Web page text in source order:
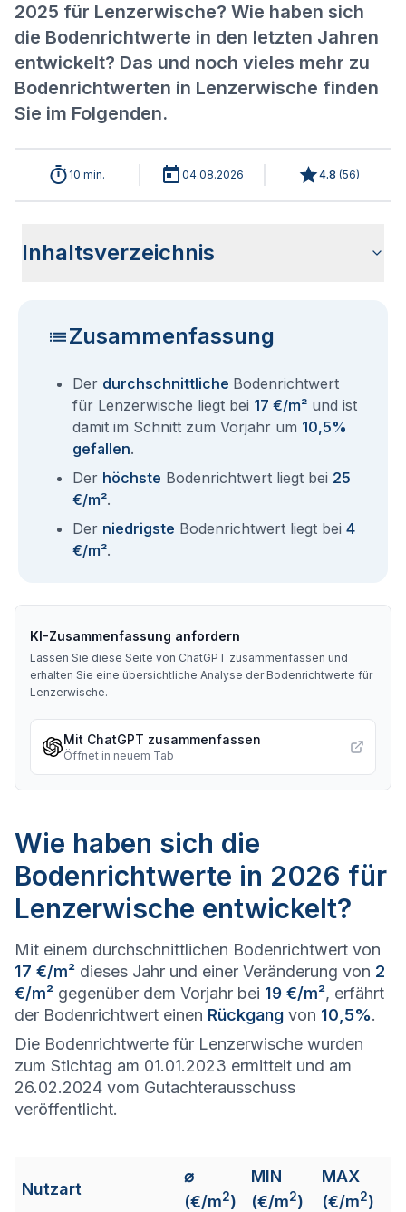
2025 für Lenzerwische? Wie haben sich
die Bodenrichtwerte in den letzten Jahren
entwickelt? Das und noch vieles mehr zu
Bodenrichtwerten in Lenzerwische finden
Sie im Folgenden.
10 min. 04.08.2026 4.8 (56)
Inhaltsverzeichnis
Zusammenfassung
Der durchschnittliche Bodenrichtwert
für Lenzerwische liegt bei 17 €/m² und ist
damit im Schnitt zum Vorjahr um 10,5%
gefallen.
Der höchste Bodenrichtwert liegt bei 25
€/m².
Der niedrigste Bodenrichtwert liegt bei 4
€/m².
KI-Zusammenfassung anfordern
Lassen Sie diese Seite von ChatGPT zusammenfassen und
erhalten Sie eine übersichtliche Analyse der Bodenrichtwerte für
Lenzerwische.
Mit ChatGPT zusammenfassen
Öffnet in neuem Tab
Wie haben sich die
Bodenrichtwerte in 2026 für
Lenzerwische entwickelt?
Mit einem durchschnittlichen Bodenrichtwert von
17 €/m² dieses Jahr und einer Veränderung von 2
€/m² gegenüber dem Vorjahr bei 19 €/m², erfährt
der Bodenrichtwert einen Rückgang von 10,5%.
Die Bodenrichtwerte für Lenzerwische wurden
zum Stichtag am 01.01.2023 ermittelt und am
26.02.2024 vom Gutachterausschuss
veröffentlicht.
Nutzart
⌀
(€/m2)
MIN
(€/m2)
MAX
(€/m2)